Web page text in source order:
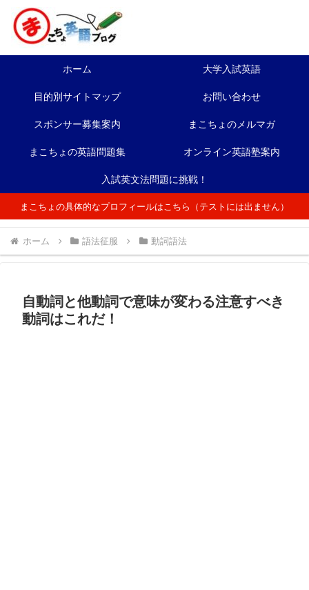
ホーム 大学入試英語
目的別サイトマップ お問い合わせ
スポンサー募集案内 まこちょのメルマガ
まこちょの英語問題集 オンライン英語塾案内
入試英文法問題に挑戦！
まこちょの具体的なプロフィールはこちら（テストには出ません）
ホーム 語法征服 動詞語法
自動詞と他動詞で意味が変わる注意すべき
動詞はこれだ！